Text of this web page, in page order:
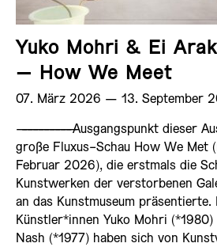
Yuko Mohri & Ei
– How We Meet
07. März 2026 ­— 13. September
——————————Ausgangspunkt dieser
große Fluxus-Schau How We Met
Februar 2026), die erstmals die
Kunstwerken der verstorbenen
an das Kunstmuseum präsentierte.
Künstler*innen Yuko Mohri
Nash (*1977) haben sich von